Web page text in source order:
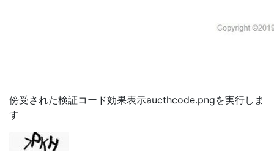
傍受された検証コード効果表示aucthcode.pngを実行しま
す